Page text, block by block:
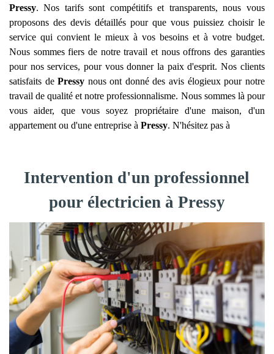
Pressy. Nos tarifs sont compétitifs et transparents, nous vous
proposons des devis détaillés pour que vous puissiez choisir le
service qui convient le mieux à vos besoins et à votre budget.
Nous sommes fiers de notre travail et nous offrons des garanties
pour nos services, pour vous donner la paix d'esprit. Nos clients
satisfaits dePressy nous ont donné des avis élogieux pour notre
travail de qualité et notre professionnalisme. Nous sommes là pour
vous aider, que vous soyez propriétaire d'une maison, d'un
appartement ou d'une entreprise à Pressy. N'hésitez pas à
Intervention d'un professionnel
pour électricien à Pressy